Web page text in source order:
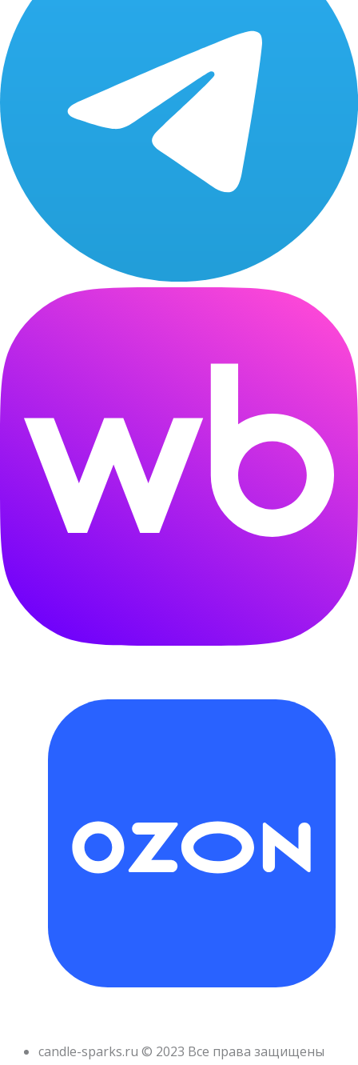
candle-sparks.ru © 2023 Все права защищены